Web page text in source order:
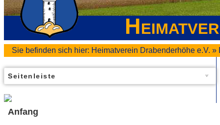
Sie befinden sich hier: Heimatverein Drabenderhöhe e.V. »
Seitenleiste
Anfang